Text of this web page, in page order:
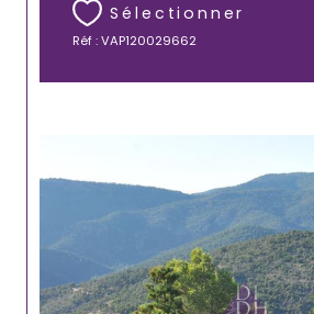
Sélectionner
Réf : VAP120029662